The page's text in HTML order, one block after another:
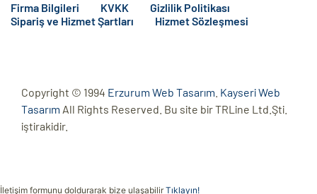
Firma Bilgileri KVKK
Gizlilik Politikası
Sipariş ve Hizmet Şartları
Hizmet Sözleşmesi
Copyright © 1994 Erzurum Web Tasarım Kayseri Web
Tasarım All Rights Reserved. Bu site bir TRLine Ltd.Şti.
iştirakidir.
İletişim formunu doldurarak bize ulaşabilir Tıklayın!